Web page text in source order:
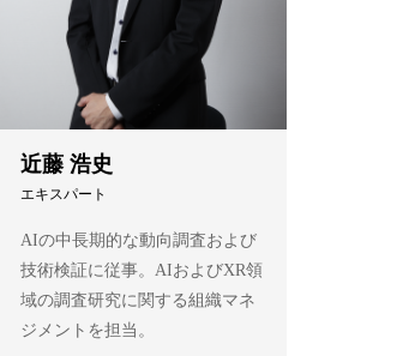
近藤 浩史
エキスパート
AIの中長期的な動向調査および
技術検証に従事。AIおよびXR領
域の調査研究に関する組織マネ
ジメントを担当。